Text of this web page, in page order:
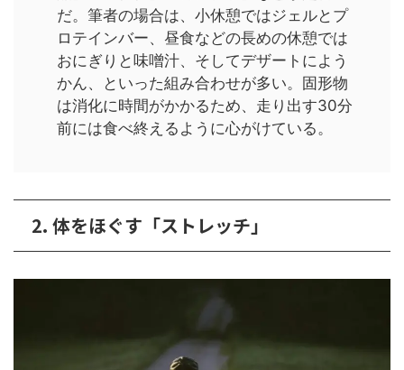
だ。筆者の場合は、小休憩ではジェルとプ
ロテインバー、昼食などの長めの休憩では
おにぎりと味噌汁、そしてデザートによう
かん、といった組み合わせが多い。固形物
は消化に時間がかかるため、走り出す30分
前には食べ終えるように心がけている。
2. 体をほぐす「ストレッチ」